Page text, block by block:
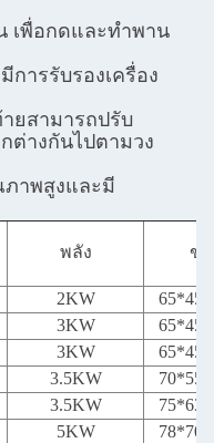
เพื่อกดและทําพาน
ารรับรองเครื่อง
ยสามารถปรับ
ต่างกันไปตามวง
าพสูงและมี
พลัง ข
2KW
3KW
3KW
3.5KW
3.5KW
5KW